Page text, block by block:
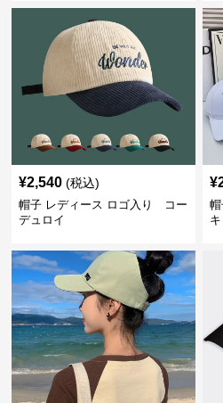
¥2,540 (税込)
帽子 レディース ロゴ入り コー
デュロイ
¥